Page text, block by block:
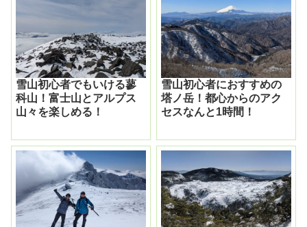
雪山初心者でもいける蓼
科山！富士山とアルプス
山々を楽しめる！
雪山初心者におすすめの
塔ノ岳！都心からのアク
セスなんと1時間！